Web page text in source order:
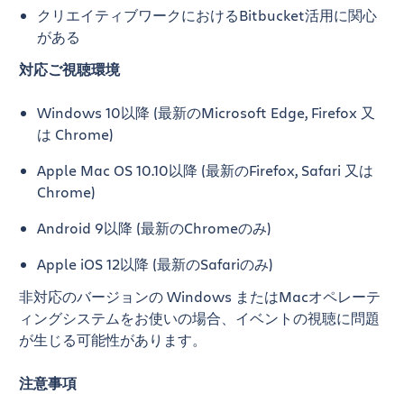
クリエイティブワークにおけるBitbucket活用に関心
がある
対応ご視聴環境
Windows 10以降 (最新のMicrosoft Edge, Firefox 又
は Chrome)
Apple Mac OS 10.10以降 (最新のFirefox, Safari 又は
Chrome)
Android 9以降 (最新のChromeのみ)
Apple iOS 12以降 (最新のSafariのみ)
非対応のバージョンの Windows またはMacオペレーテ
ィングシステムをお使いの場合、イベントの視聴に問題
が生じる可能性があります。
注意事項